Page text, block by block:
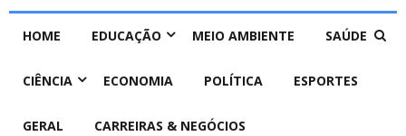
HOME EDUCAÇÃO MEIO AMBIENTE SAÚDE
CIÊNCIA ECONOMIA POLÍTICA ESPORTES
GERAL CARREIRAS & NEGÓCIOS